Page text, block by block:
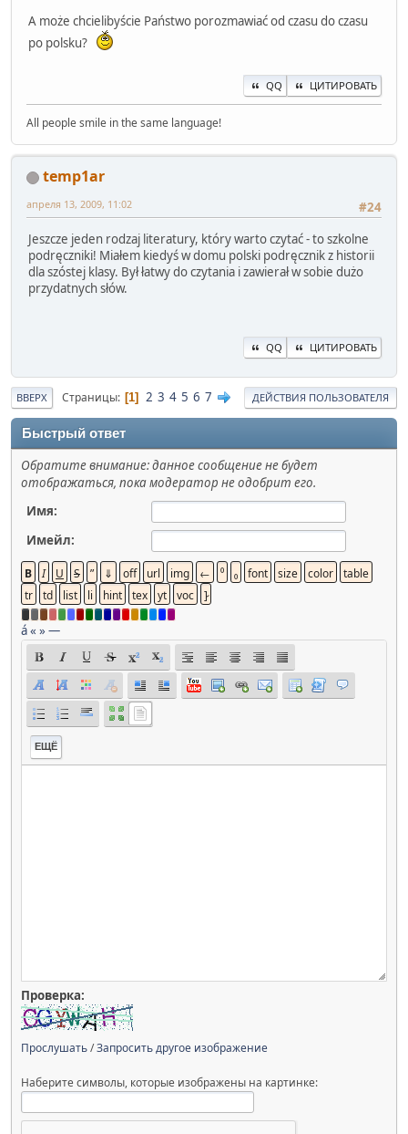
A może chcielibyście Państwo porozmawiać od czasu do czasu
po polsku?
QQ ЦИТИРОВАТЬ
All people smile in the same language!
temp1ar
#24
апреля 13, 2009, 11:02
Jeszcze jeden rodzaj literatury, który warto czytać - to szkolne
podręczniki! Miałem kiedyś w domu polski podręcznik z historii
dla szóstej klasy. Był łatwy do czytania i zawierał w sobie dużo
przydatnych słów.
QQ ЦИТИРОВАТЬ
ВВЕРХ Страницы 1 2 3 4 5 6 7 ДЕЙСТВИЯ ПОЛЬЗОВАТЕЛЯ
Быстрый ответ
Обратите внимание: данное сообщение не будет
отображаться, пока модератор не одобрит его.
Имя:
Имейл:
á« »—
ЕЩЁ
Проверка:
Прослушать/Запросить другое изображение
Наберите символы, которые изображены на картинке: